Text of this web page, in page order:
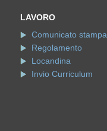
LAVORO
Comunicato stampa
Regolamento
Locandina
Invio Curriculum